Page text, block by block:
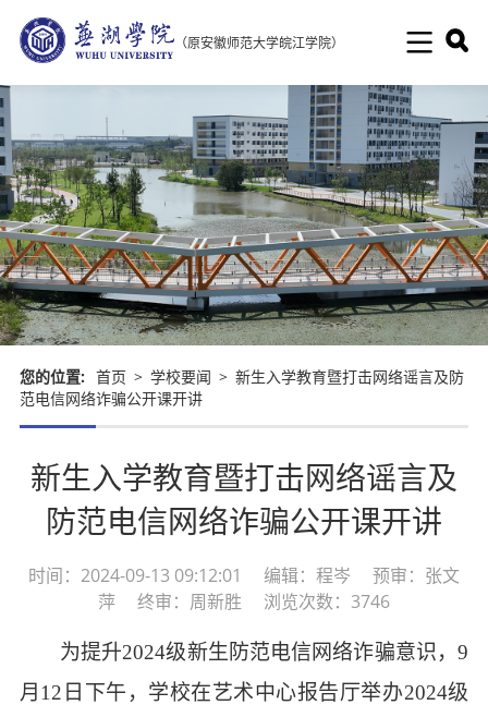
（原安徽师范大学皖江学院）
您的位置: 首页 > 学校要闻 > 新生入学教育暨打击网络谣言及防
范电信网络诈骗公开课开讲
新生入学教育暨打击网络谣言及
防范电信网络诈骗公开课开讲
时间：2024-09-13 09:12:01 编辑：程岑 预审：张文
萍 终审：周新胜 浏览次数：3746
为提升2024级新生防范电信网络诈骗意识，9
月12日下午，学校在艺术中心报告厅举办2024级